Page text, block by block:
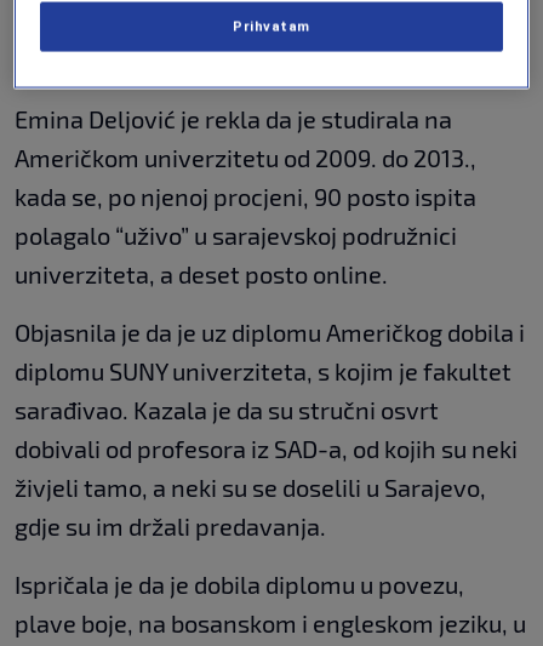
studij podrazumijevao sistem dvostruke
diplome.
Emina Deljović je rekla da je studirala na
Američkom univerzitetu od 2009. do 2013.,
kada se, po njenoj procjeni, 90 posto ispita
polagalo “uživo” u sarajevskoj podružnici
univerziteta, a deset posto online.
Objasnila je da je uz diplomu Američkog dobila i
diplomu SUNY univerziteta, s kojim je fakultet
sarađivao. Kazala je da su stručni osvrt
dobivali od profesora iz SAD-a, od kojih su neki
živjeli tamo, a neki su se doselili u Sarajevo,
gdje su im držali predavanja.
Ispričala je da je dobila diplomu u povezu,
plave boje, na bosanskom i engleskom jeziku, u
Prihvatam